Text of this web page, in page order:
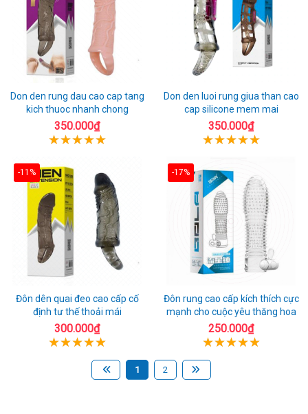
Don den rung dau cao cap tang
kich thuoc nhanh chong
350.000₫
Don den luoi rung giua than cao
cap silicone mem mai
350.000₫
-11%
Đôn dên quai đeo cao cấp cố
định tư thế thoải mái
300.000₫
-17%
Đôn rung cao cấp kích thích cực
mạnh cho cuộc yêu thăng hoa
250.000₫
1 2